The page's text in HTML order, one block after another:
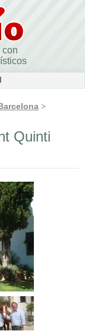
con
>
Quinti